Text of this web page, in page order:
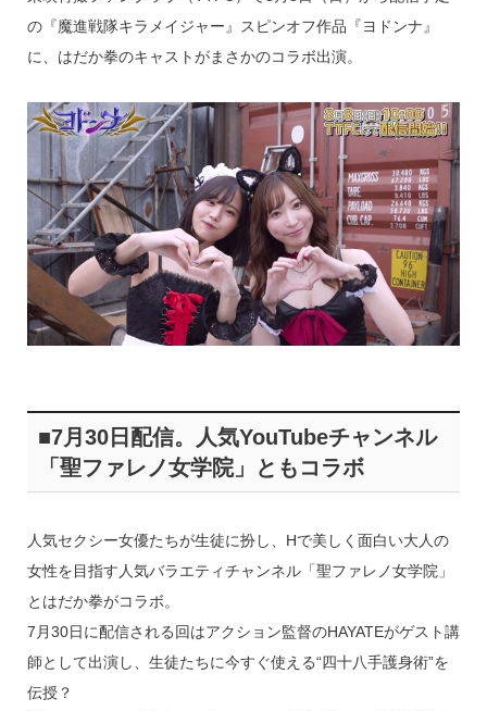
の『魔進戦隊キラメイジャー』スピンオフ作品『ヨドンナ』
に、はだか拳のキャストがまさかのコラボ出演。
■7月30日配信。人気YouTubeチャンネル
「聖ファレノ女学院」ともコラボ
人気セクシー女優たちが生徒に扮し、Hで美しく面白い大人の
女性を目指す人気バラエティチャンネル「聖ファレノ女学院」
とはだか拳がコラボ。
7月30日に配信される回はアクション監督のHAYATEがゲスト講
師として出演し、生徒たちに今すぐ使える“四十八手護身術”を
伝授？